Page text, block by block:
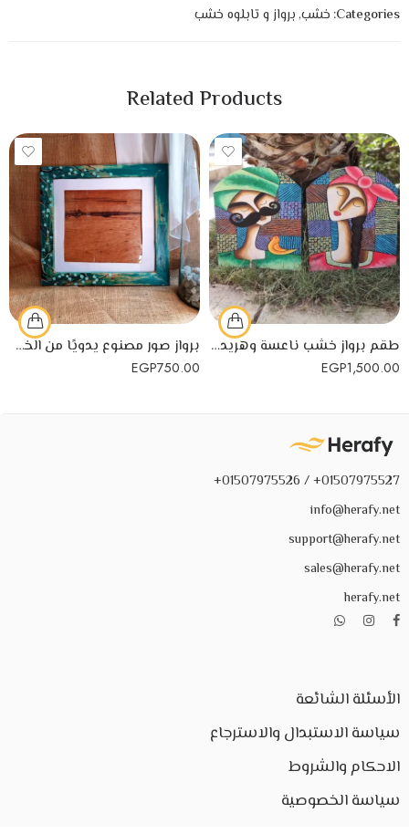
Categories: خشب,برواز و تابلوه خشب
Related Products
طقم برواز خشب ناعسة وهريدي رسم يدوي بألوان الزيت.
EGP1,500.00
برواز صور مصنوع يدويًا من الخشب السويدي
EGP750.00
01507975527+ / 01507975526+
info@herafy.net
support@herafy.net
sales@herafy.net
herafy.net
الأسئلة الشائعة
سياسة الاستبدال والاسترجاع
الاحكام والشروط
سياسة الخصوصية